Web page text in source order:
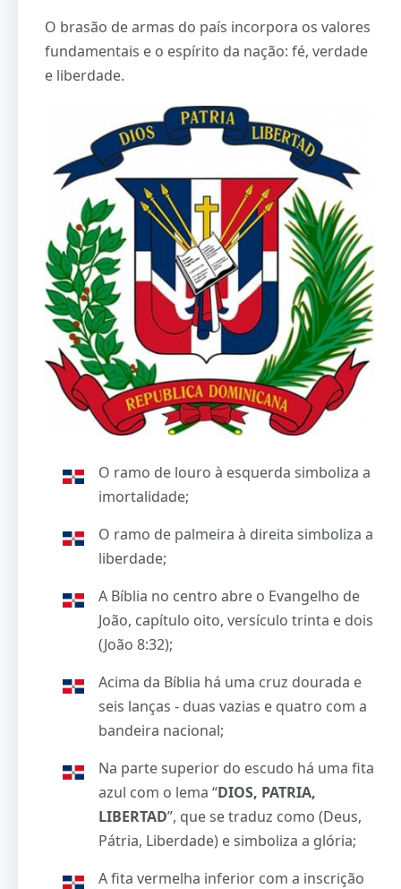
O brasão de armas do país incorpora os valores
fundamentais e o espírito da nação: fé, verdade
e liberdade.
O ramo de louro à esquerda simboliza a
imortalidade;
O ramo de palmeira à direita simboliza a
liberdade;
A Bíblia no centro abre o Evangelho de
João, capítulo oito, versículo trinta e dois
(João 8:32);
Acima da Bíblia há uma cruz dourada e
seis lanças - duas vazias e quatro com a
bandeira nacional;
Na parte superior do escudo há uma fita
azul com o lema “DIOS, PATRIA,
LIBERTAD”, que se traduz como (Deus,
Pátria, Liberdade) e simboliza a glória;
A fita vermelha inferior com a inscrição